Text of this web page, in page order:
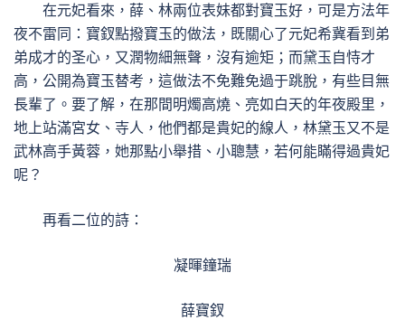
在元妃看來，薛、林兩位表妹都對寶玉好，可是方法年
夜不雷同：寶釵點撥寶玉的做法，既關心了元妃希冀看到弟
弟成才的圣心，又潤物細無聲，沒有逾矩；而黛玉自恃才
高，公開為寶玉替考，這做法不免難免過于跳脫，有些目無
長輩了。要了解，在那間明燭高燒、亮如白天的年夜殿里，
地上站滿宮女、寺人，他們都是貴妃的線人，林黛玉又不是
武林高手黃蓉，她那點小舉措、小聰慧，若何能瞞得過貴妃
呢？
再看二位的詩：
凝暉鐘瑞
薛寶釵